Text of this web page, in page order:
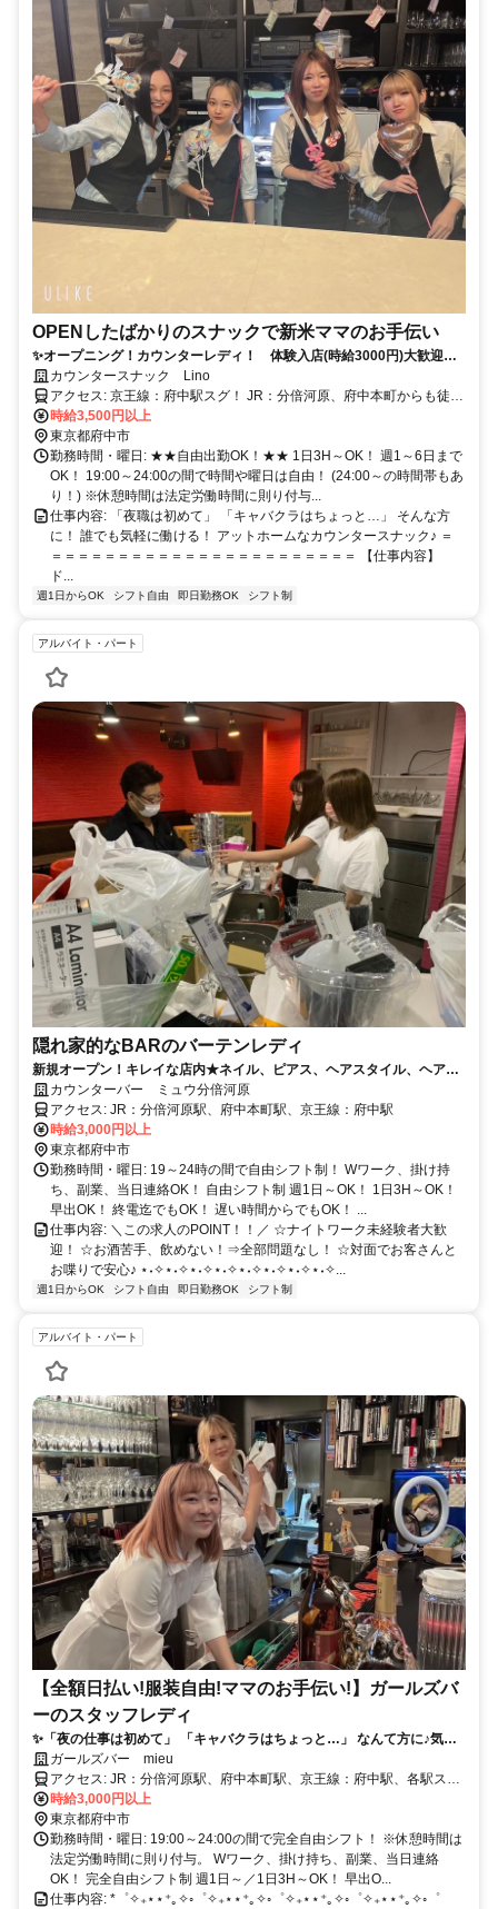
OPENしたばかりのスナックで新米ママのお手伝い
✨オープニング！カウンターレディ！ 体験入店(時給3000円)大歓迎！
自由出勤！全額日払い！
カウンタースナック Lino
アクセス: 京王線：府中駅スグ！ JR：分倍河原、府中本町からも徒歩
圏内！
時給3,500円以上
東京都府中市
勤務時間・曜日: ★★自由出勤OK！★★ 1日3H～OK！ 週1～6日まで
OK！ 19:00～24:00の間で時間や曜日は自由！ (24:00～の時間帯もあ
り！) ※休憩時間は法定労働時間に則り付与...
仕事内容: 「夜職は初めて」 「キャバクラはちょっと…」 そんな方
に！ 誰でも気軽に働ける！ アットホームなカウンタースナック♪ ＝
＝＝＝＝＝＝＝＝＝＝＝＝＝＝＝＝＝＝＝＝＝＝＝ 【仕事内容】
ド...
週1日からOK シフト自由 即日勤務OK シフト制
アルバイト・パート
隠れ家的なBARのバーテンレディ
新規オープン！キレイな店内★ネイル、ピアス、ヘアスタイル、ヘアカ
ラーも自由☆
カウンターバー ミュウ分倍河原
アクセス: JR：分倍河原駅、府中本町駅、京王線：府中駅
時給3,000円以上
東京都府中市
勤務時間・曜日: 19～24時の間で自由シフト制！ Wワーク、掛け持
ち、副業、当日連絡OK！ 自由シフト制 週1日～OK！ 1日3H～OK！
早出OK！ 終電迄でもOK！ 遅い時間からでもOK！ ...
仕事内容: ＼この求人のPOINT！！／ ☆ナイトワーク未経験者大歓
迎！ ☆お酒苦手、飲めない！⇒全部問題なし！ ☆対面でお客さんと
お喋りで安心♪ ⋆˖✧⋆˖✧⋆˖✧⋆˖✧⋆˖✧⋆˖✧⋆˖✧⋆˖✧...
週1日からOK シフト自由 即日勤務OK シフト制
アルバイト・パート
【全額日払い!服装自由!ママのお手伝い!】ガールズバ
ーのスタッフレディ
✨「夜の仕事は初めて」 「キャバクラはちょっと…」 なんて方に♪気軽
なカウンターレディ♪
ガールズバー mieu
アクセス: JR：分倍河原駅、府中本町駅、京王線：府中駅、各駅ス
グ！
時給3,000円以上
東京都府中市
勤務時間・曜日: 19:00～24:00の間で完全自由シフト！ ※休憩時間は
法定労働時間に則り付与。 Wワーク、掛け持ち、副業、当日連絡
OK！ 完全自由シフト制 週1日～／1日3H～OK！ 早出O...
仕事内容: *゜✧₊⋆⋆⁺｡✧◦゜✧₊⋆⋆⁺｡✧◦゜✧₊⋆⋆⁺｡✧◦゜✧₊⋆⋆⁺｡✧◦゜